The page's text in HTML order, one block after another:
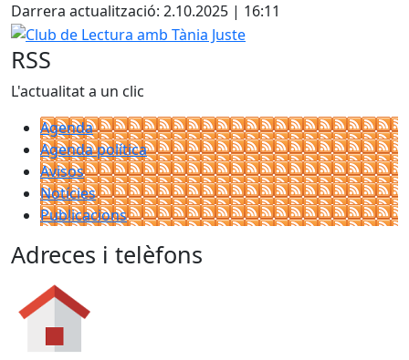
Darrera actualització: 2.10.2025 | 16:11
Club de Lectura amb Tània Juste
RSS
L'actualitat a un clic
Agenda
Agenda política
Avisos
Notícies
Publicacions
Adreces i telèfons